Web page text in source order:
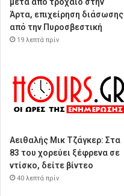
μετά από τροχαίο στην
Άρτα, επιχείρηση διάσωσης
από την Πυροσβεστική
19 λεπτά πρίν
Αειθαλής Μικ Τζάγκερ: Στα
83 του χορεύει ξέφρενα σε
ντίσκο, δείτε βίντεο
40 λεπτά πρίν